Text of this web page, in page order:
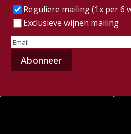
Frequentie(Vereist)
Reguliere mailing (1x per 6
Exclusieve wijnen mailing
E-
mailadres